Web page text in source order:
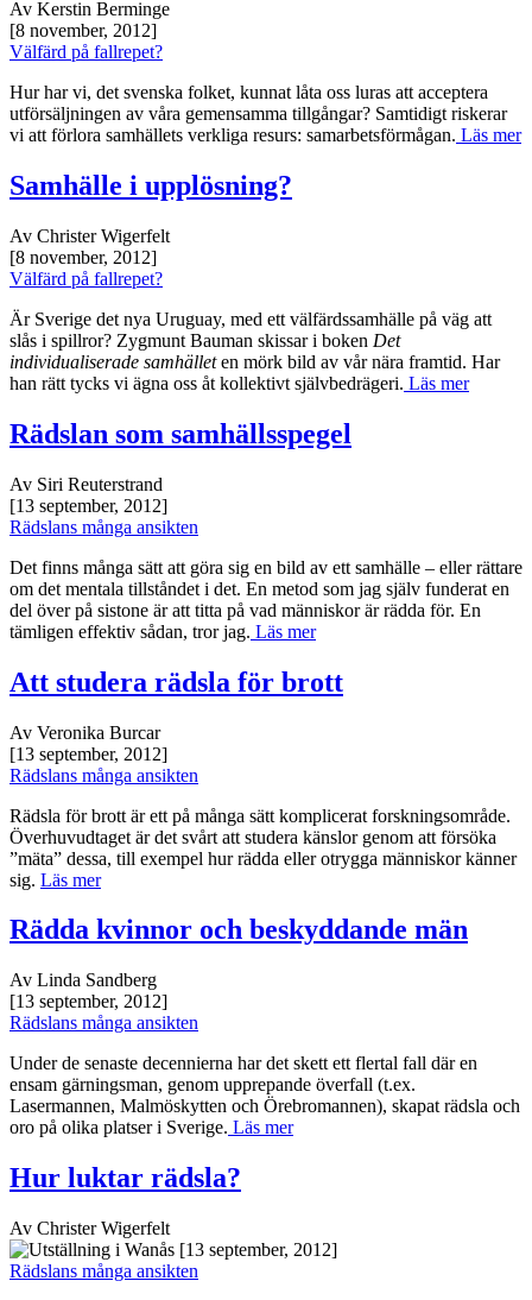
Av Kerstin Berminge
[8 november, 2012]
Välfärd på fallrepet?
Hur har vi, det svenska folket, kunnat låta oss luras att acceptera
utförsäljningen av våra gemensamma tillgångar? Samtidigt riskerar
vi att förlora samhällets verkliga resurs: samarbetsförmågan. Läs mer
Samhälle i upplösning?
Av Christer Wigerfelt
[8 november, 2012]
Välfärd på fallrepet?
Är Sverige det nya Uruguay, med ett välfärdssamhälle på väg att
slås i spillror? Zygmunt Bauman skissar i boken Det
individualiserade samhälleten mörk bild av vår nära framtid. Har
han rätt tycks vi ägna oss åt kollektivt självbedrägeri. Läs mer
Rädslan som samhällsspegel
Av Siri Reuterstrand
[13 september, 2012]
Rädslans många ansikten
Det finns många sätt att göra sig en bild av ett samhälle – eller rättare
om det mentala tillståndet i det. En metod som jag själv funderat en
del över på sistone är att titta på vad människor är rädda för. En
tämligen effektiv sådan, tror jag. Läs mer
Att studera rädsla för brott
Av Veronika Burcar
[13 september, 2012]
Rädslans många ansikten
Rädsla för brott är ett på många sätt komplicerat forskningsområde.
Överhuvudtaget är det svårt att studera känslor genom att försöka
”mäta” dessa, till exempel hur rädda eller otrygga människor känner
sig. Läs mer
Rädda kvinnor och beskyddande män
Av Linda Sandberg
[13 september, 2012]
Rädslans många ansikten
Under de senaste decennierna har det skett ett flertal fall där en
ensam gärningsman, genom upprepande överfall (t.ex.
Lasermannen, Malmöskytten och Örebromannen), skapat rädsla och
oro på olika platser i Sverige. Läs mer
Hur luktar rädsla?
Av Christer Wigerfelt
[13 september, 2012]
Rädslans många ansikten